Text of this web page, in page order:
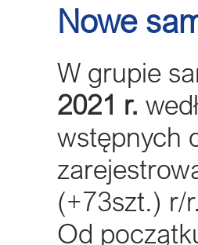
Nowe
W grupie
2021 r.
wstępnych
(+73szt.) r/r.
Od